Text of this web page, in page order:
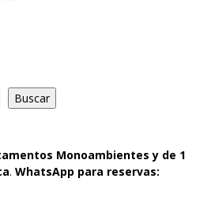
Buscar
Monoambientes y de 1
. WhatsApp para reservas: